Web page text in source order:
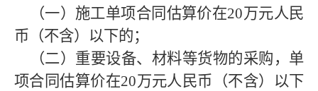
（一）施工单项合同估算价在20万元人民
币（不含）以下的；
（二）重要设备、材料等货物的采购，单
项合同估算价在20万元人民币（不含）以下